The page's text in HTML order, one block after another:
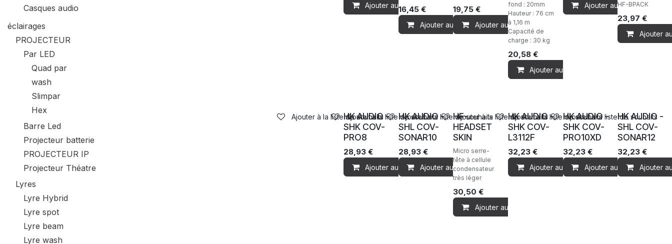
Casques audio
éclairages
PROJECTEUR
Par LED
Quad par
wash
Slimpar
Hex
Barre Led
Projecteur batterie
PROJECTEUR IP
Projecteur Théatre
Lyres
Lyre Hybrid
Lyre spot
Lyre beam
Lyre wash
Ajouter au panier
16,45€
Ajouter au panier
19,75 €
Ajouter au panier
fond : 20mm
Hauteur : 76 cm
à 1,16 m
Capacité de
charge : 30 kg
20,58€
Ajouter au panier
Ajouter au panier
HF-BPACK
23,97 €
Ajouter
HK AUDIO -
SHK COV-
PRO8
28,93 €
Ajouter au panier
Ajouter à la liste de souhaits
HK AUDIO -
SHL COV-
SONAR10
28,93€
Ajouter au panier
Ajouter à la liste de souhaits Ventes
HF-
HEADSET
SKIN
Micro serre-
tête à cellule
condensateur
très léger
30,50 €
Ajouter au panier
Ajouter à la liste de souhaits
HK AUDIO -
SHK COV-
L3112F
32,23€
Ajouter au panier
Ajouter à la liste de souhaits
HK AUDIO -
SHK COV-
PRO10XD
32,23€
Ajouter au panier
Ajouter à la liste de souhaits
HK AUDIO -
SHL COV-
SONAR12
32,23 €
Ajouter
Ajouter à la liste de souhaits